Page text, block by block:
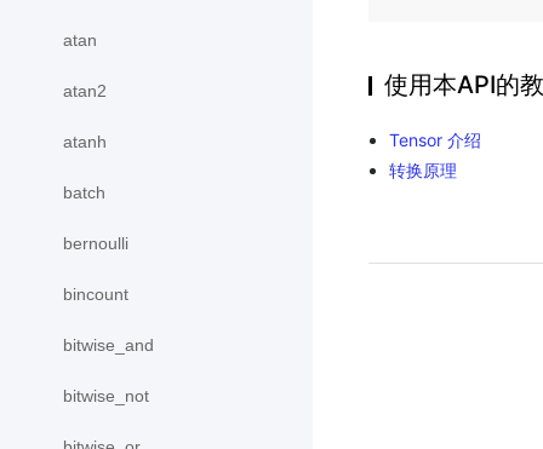
atan
atan2
atanh
batch
bernoulli
bincount
bitwise_and
bitwise_not
使用本API的
Tensor 介绍
转换原理